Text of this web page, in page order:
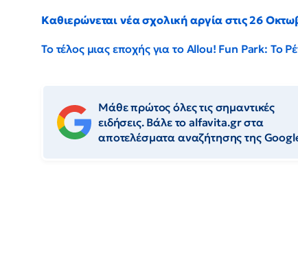
Καθιερώνεται νέα σχολική αργία στις 26
Το τέλος μιας εποχής για το Allou! Fun Park: Το
Μάθε πρώτος όλες τις σημαντικές
ειδήσεις. Βάλε το alfavita.gr στα
αποτελέσματα αναζήτησης της